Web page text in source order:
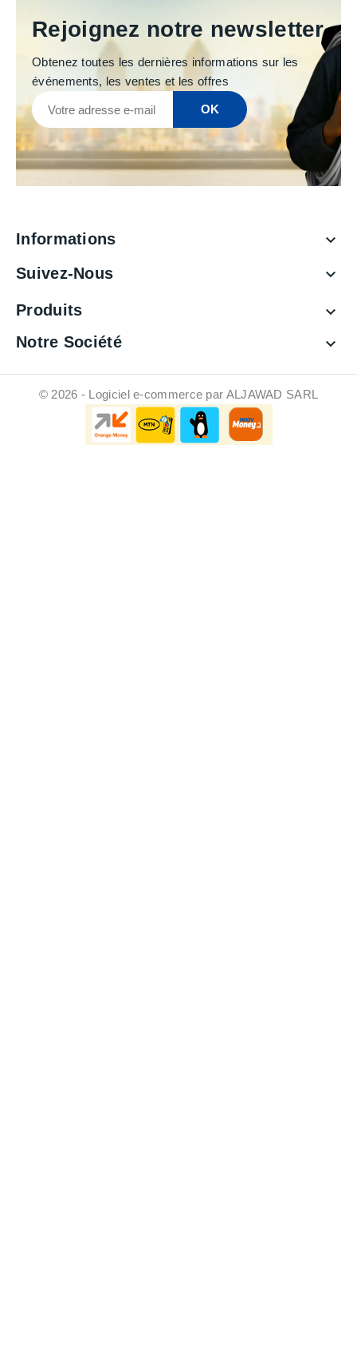
Rejoignez notre newsletter
Obtenez toutes les dernières informations sur les
événements, les ventes et les offres
Informations 
Suivez-Nous 
Produits 
Notre Société 
© 2026 - Logiciel e-commerce par ALJAWAD SARL